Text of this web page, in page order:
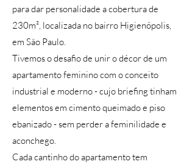
para dar personalidade a cobertura de
230m², localizada no bairro Higienópolis,
em São Paulo.
Tivemos o desafio de unir o décor de um
apartamento feminino com o conceito
industrial e moderno - cujo briefing tinham
elementos em cimento queimado e piso
ebanizado - sem perder a feminilidade e
aconchego.
Cada cantinho do apartamento tem